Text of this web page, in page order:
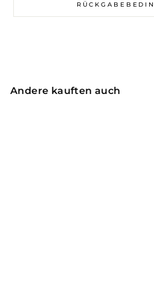
Andere kauften auch